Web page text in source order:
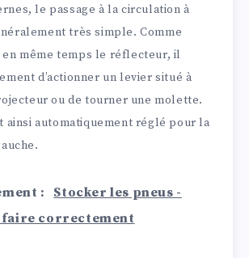
le passage à la circulation à
très simple. Comme
en même temps le réflecteur, il
d’actionner un levier situé à
ou de tourner une molette.
ainsi automatiquement réglé pour la
:
Stocker les pneus -
faire correctement